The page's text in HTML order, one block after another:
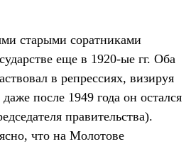
старыми соратниками
еще в 1920-ые гг. Оба
в репрессиях, визируя
после 1949 года он остался
правительства).
что на Молотове